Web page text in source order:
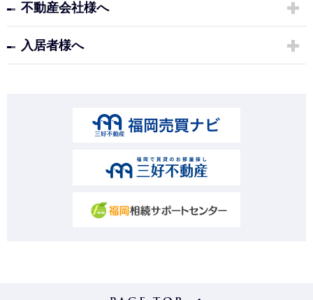
不動産会社様へ
入居者様へ